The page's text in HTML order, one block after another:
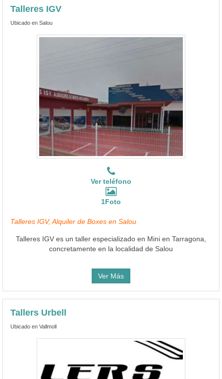
Talleres IGV
Ubicado en Salou
Ver teléfono
1Foto
Talleres IGV, Alquiler de Boxes en Salou
Talleres IGV es un taller especializado en Mini en Tarragona,
concretamente en la localidad de Salou
Ver Más
Tallers Urbell
Ubicado en Vallmoll